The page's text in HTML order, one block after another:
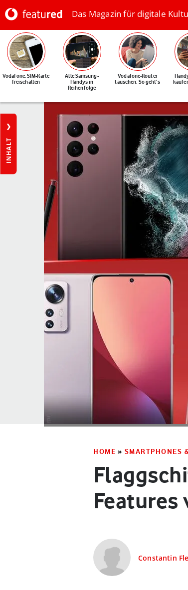
Das Magazin für digitale
Vodafone: SIM-Karte
freischalten
Alle Samsung-
Handys in
Reihenfolge
Vodafone-Router
tauschen: So geht's
INHALT
HOME » SMARTPHONES
Features
Constantin